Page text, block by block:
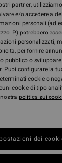
partner,
e/o accedere a
personali (ad
IP) potrebbero
personalizzati,
per fornire
pubblico o
Puoi configurare la
cookie o
cookie di tipo
politica sui
dei